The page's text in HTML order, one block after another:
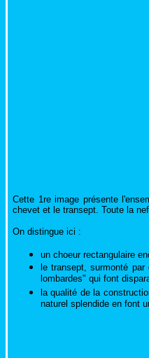
Cette 1re image présente
chevet et le transept. Toute la
On distingue ici :
un choeur rectangulaire
le transept, surmonté
lombardes" qui font
la qualité de la
naturel splendide en font